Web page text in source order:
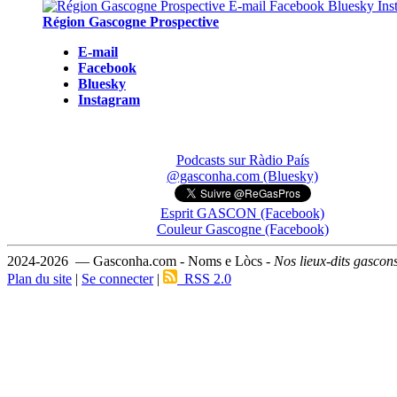
Région Gascogne Prospective
E-mail
Facebook
Bluesky
Instagram
Podcasts sur Ràdio País
@gasconha.com (Bluesky)
Esprit GASCON (Facebook)
Couleur Gascogne (Facebook)
2024-2026 — Gasconha.com - Noms e Lòcs - Nos lieux-dits
Plan du site | Se connecter| RSS 2.0